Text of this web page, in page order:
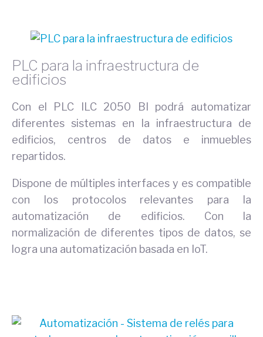
PLC para la infraestructura de
edificios
Con el PLC ILC 2050 BI podrá automatizar
diferentes sistemas en la infraestructura de
edificios, centros de datos e inmuebles
repartidos.
Dispone de múltiples interfaces y es compatible
con los protocolos relevantes para la
automatización de edificios. Con la
normalización de diferentes tipos de datos, se
logra una automatización basada en IoT.